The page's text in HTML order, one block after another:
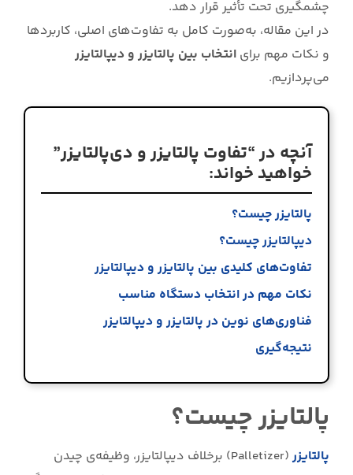
چشمگیری تحت تأثیر قرار دهد.
در این مقاله، به‌صورت کامل به تفاوت‌های اصلی، کاربردها
و نکات مهم برای انتخاب بین پالتایزر و دیپالتایزر
می‌پردازیم.
آنچه در “تفاوت پالتایزر و دی‌پالتایزر”
خواهید خواند:
پالتایزر چیست؟
دیپالتایزر چیست؟
تفاوت‌های کلیدی بین پالتایزر و دیپالتایزر
نکات مهم در انتخاب دستگاه مناسب
فناوری‌های نوین در پالتایزر و دیپالتایزر
نتیجه‌گیری
پالتایزر چیست؟
پالتایزر
(Palletizer) برخلاف دیپالتایزر، وظیفه‌ی چیدن